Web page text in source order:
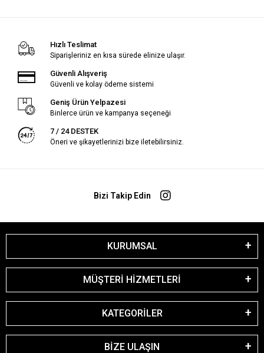
Hızlı Teslimat
Siparişleriniz en kısa sürede elinize ulaşır.
Güvenli Alışveriş
Güvenli ve kolay ödeme sistemi
Geniş Ürün Yelpazesi
Binlerce ürün ve kampanya seçeneği
7 / 24 DESTEK
Öneri ve şikayetlerinizi bize iletebilirsiniz.
Bizi Takip Edin
KURUMSAL
MÜŞTERİ HİZMETLERİ
KATEGORİLER
BİZE ULAŞIN